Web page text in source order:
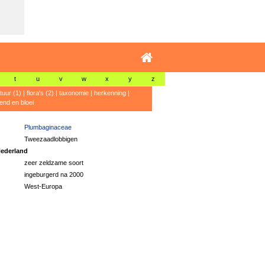
t u v w x y
z
(1) | flora's (2) | taxonomie| herkenning|
en bloei
Plumbaginaceae
Tweezaadlobbigen
zeer zeldzame soort
ingeburgerd na 2000
West-Europa